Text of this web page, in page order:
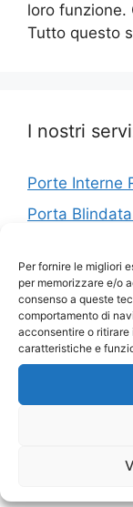
Per fornire le migliori
per memorizzare e/o
consenso a queste
comportamento di
acconsentire o
caratteristiche e
loro funzione.
Tutto questo
I nostri
Porte Interne
Porta
Porte
Porte In
Porte
Porte Interne
Porte Interne
Porte Interni